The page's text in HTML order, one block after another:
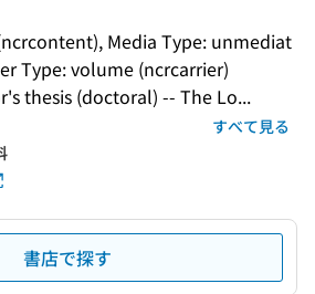
Media Type: unmediat
Type: volume (ncrcarrier)
thesis (doctoral) -- The Lo...
すべて見る
書店で探す